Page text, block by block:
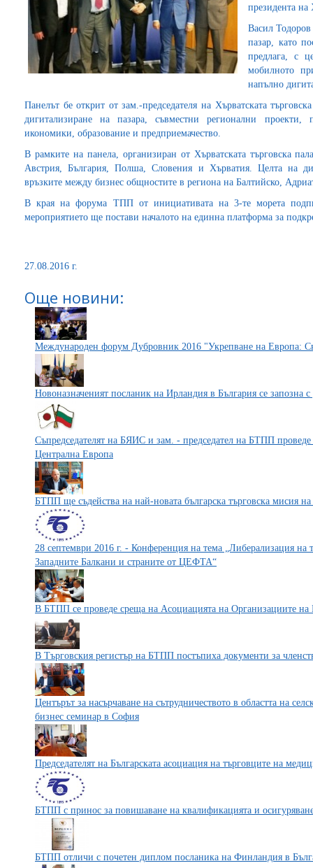
президента на
Васил Тодоров
пазар, като
предлага, с
мобилното
напълно
Панелът бе открит от зам.-председателя на Хърватската
дигитализиране на пазара, съвместни регионални проекти,
икономики, образование и предприемачество.
В рамките на панела, организиран от Хърватската търговска
Австрия, България, Полша, Словения и Хърватия. Целта на
връзките между бизнес общностите в региона на Балтийско,
В края на форума ТПП от инициативата на 3-те морета
мероприятието ще постави началото на единна платформа за
27.08.2016 г.
Още новини:
Международен форум Дубровник 2016 "Укрепване на Европа:
Новоназначеният посланик на Ирландия в България се запозна
Съпредседателят на БЯИС и зам. - председател на БТПП
Централна Европа
БТПП ще съдейства на най-новата българска търговска мисия
28 септември 2016 г. - Конференция на тема „Либерализация на
Западните Балкани и страните от ЦЕФТА“
В БТПП се проведе среща на Асоциацията на Организациите на
В Търговския регистър на БТПП постъпиха документи за
Центърът за насърчаване на сътрудничеството в областта на
бизнес семинар в София
Председателят на Българската асоциация на търговците на
БТПП с принос за повишаване на квалификацията и осигуряване
БТПП отличи с почетен диплом посланика на Финландия в